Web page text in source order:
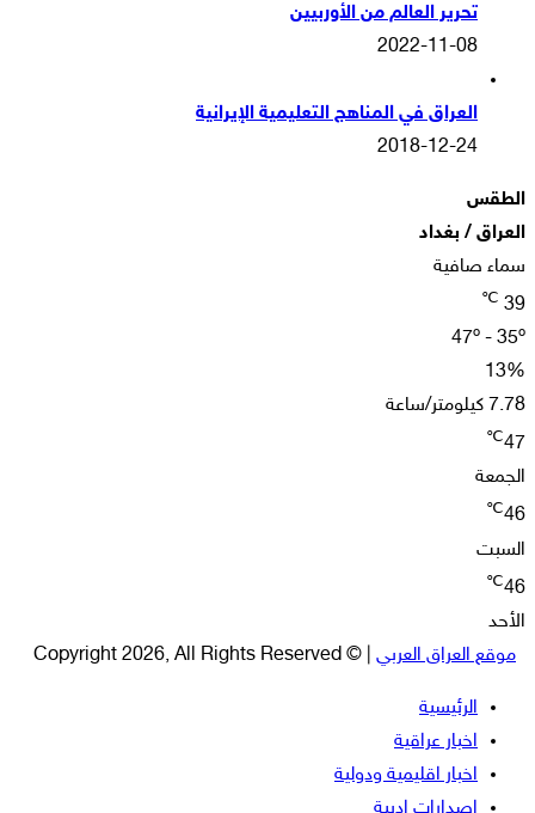
تحرير العالم من الأوربيين
2022-11-08
العراق في المناهج التعليمية الإيرانية
2018-12-24
الطقس
العراق / بغداد
سماء صافية
39
℃
47º - 35º
13%
7.78 كيلومتر/ساعة
47
℃
الجمعة
46
℃
السبت
46
℃
الأحد
موقع العراق العربي | © Copyright 2026, All Rights Reserved
الرئيسية
اخبار عراقية
اخبار اقليمية ودولية